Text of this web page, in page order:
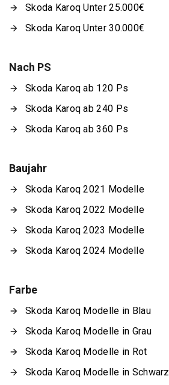
Skoda Karoq Unter 25.000€
Skoda Karoq Unter 30.000€
Nach PS
Skoda Karoq ab 120 Ps
Skoda Karoq ab 240 Ps
Skoda Karoq ab 360 Ps
Baujahr
Skoda Karoq 2021 Modelle
Skoda Karoq 2022 Modelle
Skoda Karoq 2023 Modelle
Skoda Karoq 2024 Modelle
Farbe
Skoda Karoq Modelle in Blau
Skoda Karoq Modelle in Grau
Skoda Karoq Modelle in Rot
Skoda Karoq Modelle in Schwarz